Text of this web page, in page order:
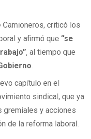
Camioneros, criticó los
y afirmó que “se
, al tiempo que
.
capítulo en el
sindical, que ya
gremiales y acciones
de la reforma laboral.